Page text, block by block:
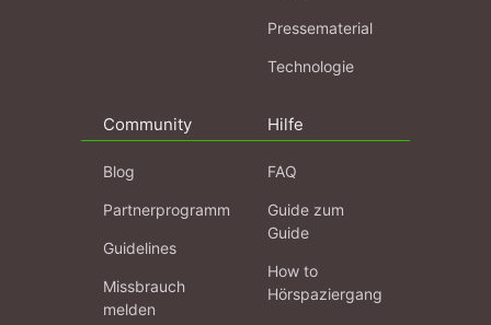
Pressematerial
Technologie
Community
Blog
Partnerprogramm
Guidelines
Missbrauch
melden
Hilfe
FAQ
Guide zum
Guide
How to
Hörspaziergang